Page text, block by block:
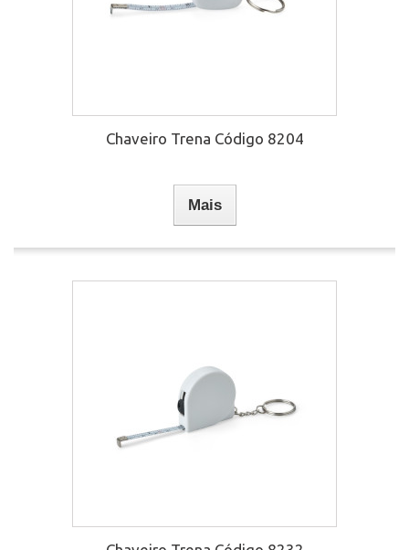
Chaveiro Trena Código 8204
Mais